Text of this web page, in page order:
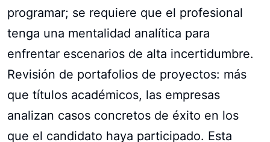
programar; se requiere que el profesional
tenga una mentalidad analítica para
enfrentar escenarios de alta incertidumbre.
Revisión de portafolios de proyectos: más
que títulos académicos, las empresas
analizan casos concretos de éxito en los
que el candidato haya participado. Esta